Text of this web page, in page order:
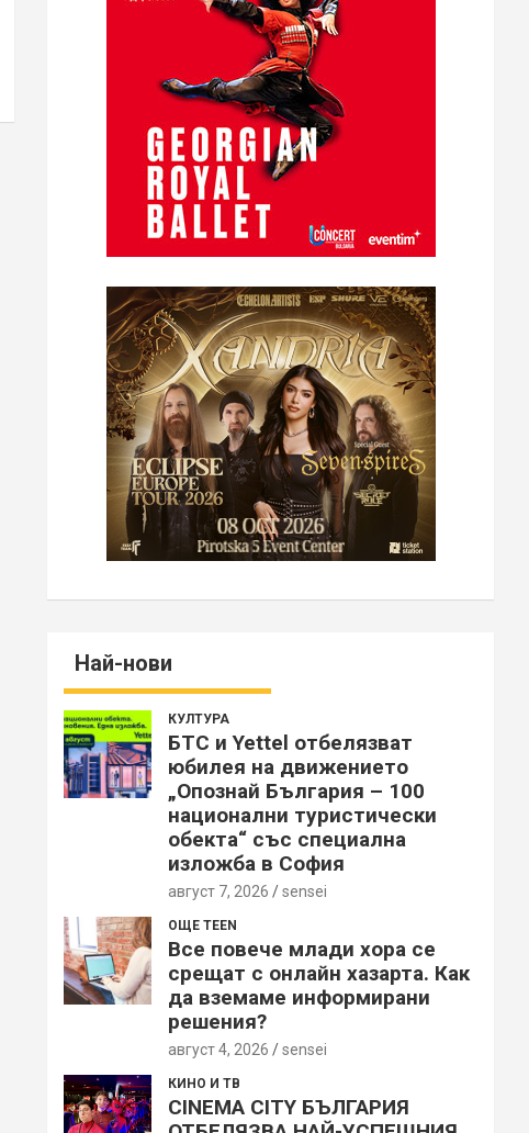
Най-нови
КУЛТУРА
БТС и Yettel отбелязват
юбилея на движението
„Опознай България – 100
национални туристически
обекта“ със специална
изложба в София
август 7, 2026 sensei
ОЩЕ TEEN
Все повече млади хора се
срещат с онлайн хазарта. Как
да вземаме информирани
решения?
август 4, 2026 sensei
КИНО И ТВ
CINEMA CITY БЪЛГАРИЯ